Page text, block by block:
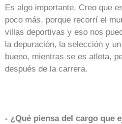
Es algo importante. Creo que
poco más, porque recorrí el
villas deportivas y eso nos
la depuración, la selección y
bueno, mientras se es atleta,
después de la carrera.
- ¿Qué piensa del cargo que